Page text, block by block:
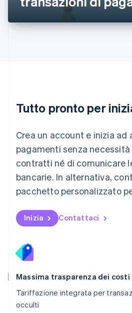
Tutto pronto per
Crea un account e inizia ad
pagamenti senza
contratti né di comunicare
bancarie. In alternativa,
pacchetto personalizzato
Inizia Contattaci
Massima trasparenza dei costi
Tariffazione integrata per
occulti
Liechtenstein
Malta
English
EspañolEnglish
Norvegia
English
Nuova Zelanda
English
NederlandsEnglish
English
Portogallo
RAS di Hong Kong, Cina
English
English
English
Romania